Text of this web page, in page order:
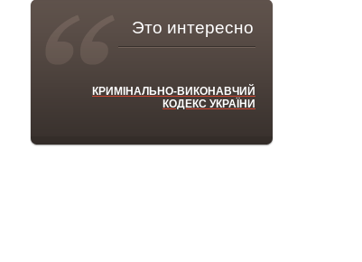
Это интересно
КРИМІНАЛЬНО-ВИКОНАВЧИЙ
КОДЕКС УКРАЇНИ